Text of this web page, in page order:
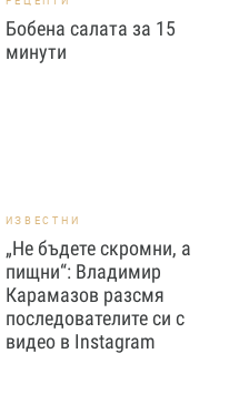
Бобена салата за 15
минути
ИЗВЕСТНИ
„Не бъдете скромни, а
пищни“: Владимир
Карамазов разсмя
последователите си с
видео в Instagram